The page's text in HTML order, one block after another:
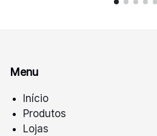
Menu
Início
Produtos
Lojas